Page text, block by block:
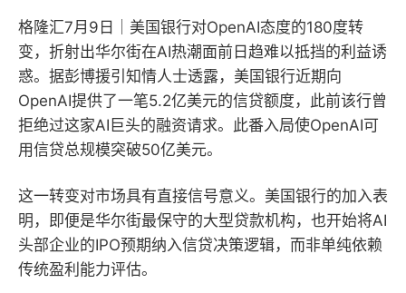
格隆汇7月9日｜美国银行对OpenAI态度的180度转
变，折射出华尔街在AI热潮面前日趋难以抵挡的利益诱
惑。据彭博援引知情人士透露，美国银行近期向
OpenAI提供了一笔5.2亿美元的信贷额度，此前该行曾
拒绝过这家AI巨头的融资请求。此番入局使OpenAI可
用信贷总规模突破50亿美元。
这一转变对市场具有直接信号意义。美国银行的加入表
明，即便是华尔街最保守的大型贷款机构，也开始将AI
头部企业的IPO预期纳入信贷决策逻辑，而非单纯依赖
传统盈利能力评估。